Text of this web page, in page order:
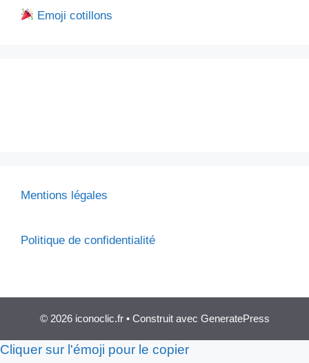
Emoji cotillons
Mentions légales
Politique de confidentialité
© 2026 iconoclic.fr• Construit avec GeneratePress
Cliquer sur l'émoji pour le copier